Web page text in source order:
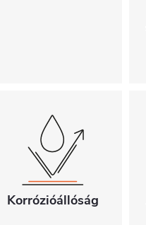
Korrózióállóság